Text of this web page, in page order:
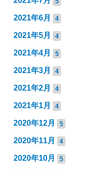
2021年6月 4
2021年5月 4
2021年4月 5
2021年3月 4
2021年2月 4
2021年1月 4
2020年12月 5
2020年11月 4
2020年10月 5